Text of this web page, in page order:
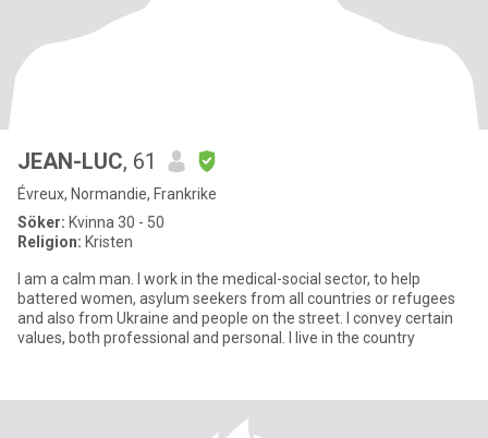
JEAN-LUC, 61
Évreux, Normandie, Frankrike
Söker: Kvinna 30 - 50
Religion: Kristen
I am a calm man. I work in the medical-social sector, to help
battered women, asylum seekers from all countries or refugees
and also from Ukraine and people on the street. I convey certain
values, both professional and personal. I live in the country